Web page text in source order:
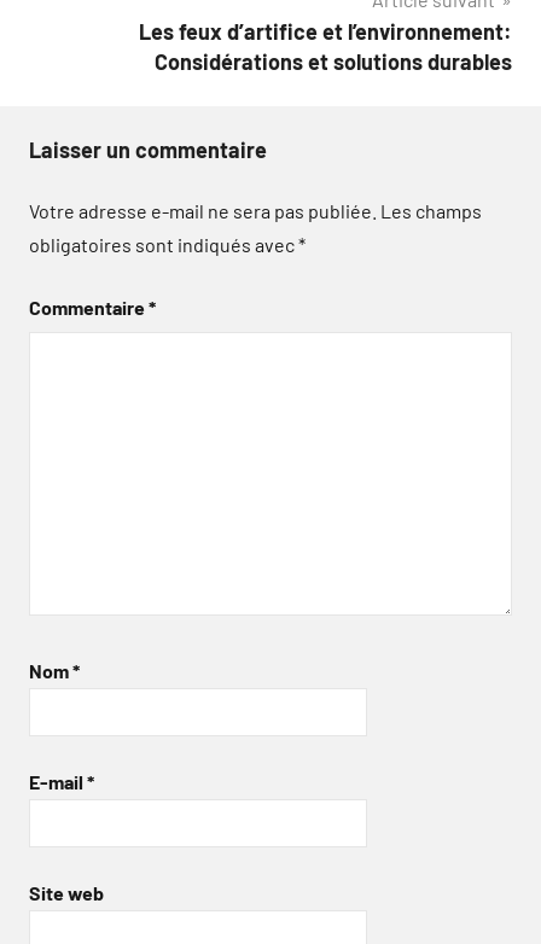
Les feux d’artifice et l’environnement:
Considérations et solutions durables
Laisser un commentaire
Votre adresse e-mail ne sera pas publiée. Les champs
obligatoires sont indiqués avec*
Commentaire*
Nom*
E-mail *
Site web